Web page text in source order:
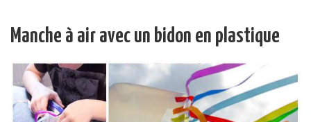
Manche à air avec un bidon en plastique